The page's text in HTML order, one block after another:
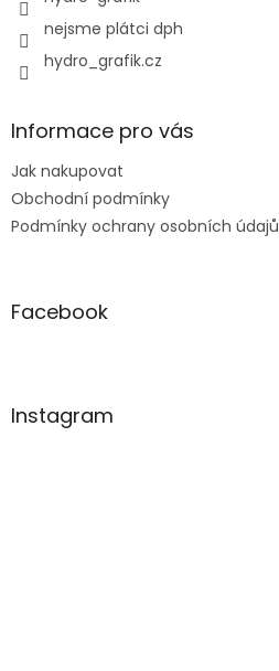
nejsme plátci dph
hydro_grafik.cz
Informace pro vás
Jak nakupovat
Obchodní podmínky
Podmínky ochrany osobních údajů
Facebook
Instagram